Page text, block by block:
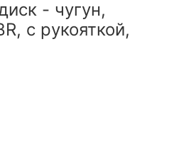
- чугун,
с рукояткой,